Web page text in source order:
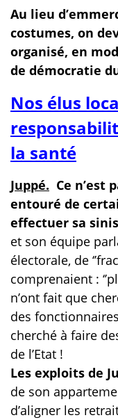
Au lieu
costumes, on
organisé, en
de démocratie
Nos élus
la santé
Juppé. Ce n’est
entouré de
effectuer sa
et son équipe
électorale, de
comprenaient :
n’ont fait que
des
cherché à faire
de l’Etat !
Les exploits de
de son
d’aligner les